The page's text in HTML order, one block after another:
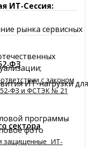
с законом
ФЗ и ФСТЭК № 21
сектора
защищенные ИТ-
ИТ-Сессия:
рынка сервисных
ИТ-нагрузки для
программы
фото